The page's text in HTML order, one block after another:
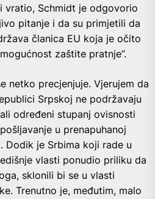
vratio, Schmidt je odgovorio
pitanje i da su primjetili da
članica EU koja je očito
zaštite pratnje”.
netko precjenjuje. Vjerujem da
Srpskoj ne podržavaju
određeni stupanj ovisnosti
u prenapuhanoj
Dodik je Srbima koji rade u
vlasti ponudio priliku da
sklonili bi se u vlasti
Trenutno je, međutim, malo